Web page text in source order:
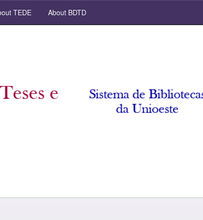
TEDE About BDTD